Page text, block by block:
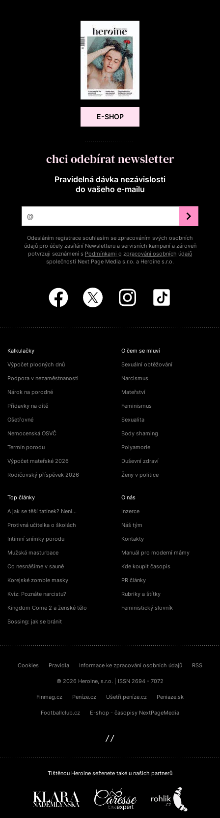
E-SHOP
chci odebírat newsletter
Pravidelná dávka nezávislosti
do vašeho e‑mailu
Odesláním registrace souhlasím se zpracováním svých osobních
údajů pro účely zasílání Newsletteru a servisních kampaní a zároveň
potvrzuji seznámení s Podmínkami o zpracování osobních údajů
společností Next Page Media s.r.o. a Heroine s.r.o.
Kalkulačky
Výpočet plodných dnů
Podpora v nezaměstnanosti
Nárok na porodné
Přídavky na dítě
Ošetřovné
Nemocenská OSVČ
Termín porodu
Výpočet mateřské 2026
Rodičovský příspěvek 2026
Top články
A jak se těší tatínek? Není…
Protivná učitelka o školách
Intimní snímky porodu
Mužská masturbace
Co nesnášíme v sauně
Korejské zombie masky
Kvíz: Poznáte narcistu?
Kingdom Come 2 a ženské tělo
Bossing: jak se bránit
O čem se mluví
Sexuální obtěžování
Narcismus
Mateřství
Feminismus
Sexualita
Body shaming
Polyamorie
Duševní zdraví
Ženy v politice
O nás
Inzerce
Náš tým
Kontakty
Manuál pro moderní mámy
Kde koupit časopis
PR články
Rubriky a štítky
Feministický slovník
Cookies Pravidla Informace ke zpracování osobních údajů RSS
© 2026 Heroine, s.r.o. | ISSN 2694 - 7072
Finmag.cz Peníze.cz Ušetři.peníze.cz Peniaze.sk
Footballclub.cz E-shop - časopisy NextPageMedia
Tištěnou Heroine seženete také u našich partnerů